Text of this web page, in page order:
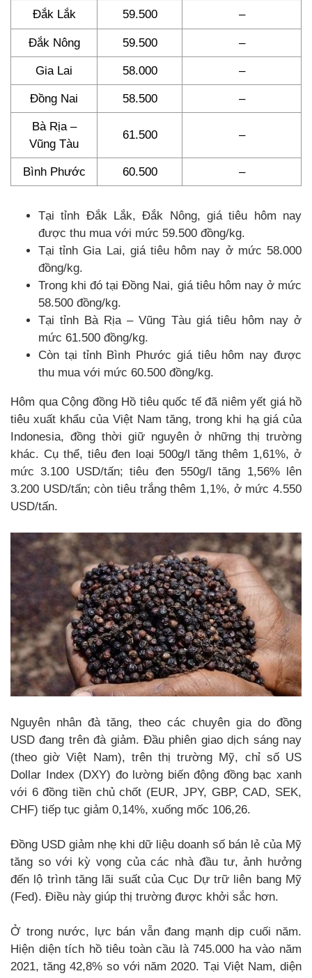
Đắk Lắk 59.500 –
Đắk Nông 59.500 –
Gia Lai 58.000 –
Đồng Nai 58.500 –
Bà Rịa –
Vũng Tàu
61.500 –
Bình Phước 60.500 –
Tại tỉnh Đắk Lắk, Đắk Nông, giá tiêu hôm nay
được thu mua với mức 59.500 đồng/kg.
Tại tỉnh Gia Lai, giá tiêu hôm nay ở mức 58.000
đồng/kg.
Trong khi đó tại Đồng Nai, giá tiêu hôm nay ở mức
58.500 đồng/kg.
Tại tỉnh Bà Rịa – Vũng Tàu giá tiêu hôm nay ở
mức 61.500 đồng/kg.
Còn tại tỉnh Bình Phước giá tiêu hôm nay được
thu mua với mức 60.500 đồng/kg.
Hôm qua Cộng đồng Hồ tiêu quốc tế đã niêm yết giá hồ
tiêu xuất khẩu của Việt Nam tăng, trong khi hạ giá của
Indonesia, đồng thời giữ nguyên ở những thị trường
khác. Cụ thể, tiêu đen loại 500g/l tăng thêm 1,61%, ở
mức 3.100 USD/tấn; tiêu đen 550g/l tăng 1,56% lên
3.200 USD/tấn; còn tiêu trắng thêm 1,1%, ở mức 4.550
USD/tấn.
Nguyên nhân đà tăng, theo các chuyên gia do đồng
USD đang trên đà giảm. Đầu phiên giao dịch sáng nay
(theo giờ Việt Nam), trên thị trường Mỹ, chỉ số US
Dollar Index (DXY) đo lường biến động đồng bạc xanh
với 6 đồng tiền chủ chốt (EUR, JPY, GBP, CAD, SEK,
CHF) tiếp tục giảm 0,14%, xuống mốc 106,26.
Đồng USD giảm nhẹ khi dữ liệu doanh số bán lẻ của Mỹ
tăng so với kỳ vọng của các nhà đầu tư, ảnh hưởng
đến lộ trình tăng lãi suất của Cục Dự trữ liên bang Mỹ
(Fed). Điều này giúp thị trường được khởi sắc hơn.
Ở trong nước, lực bán vẫn đang mạnh dịp cuối năm.
Hiện diện tích hồ tiêu toàn cầu là 745.000 ha vào năm
2021, tăng 42,8% so với năm 2020. Tại Việt Nam, diện